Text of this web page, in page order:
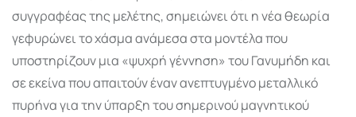
συγγραφέας της μελέτης, σημειώνει ότι η νέα θεωρία
γεφυρώνει το χάσμα ανάμεσα στα μοντέλα που
υποστηρίζουν μια «ψυχρή γέννηση» του Γανυμήδη και
σε εκείνα που απαιτούν έναν ανεπτυγμένο μεταλλικό
πυρήνα για την ύπαρξη του σημερινού μαγνητικού